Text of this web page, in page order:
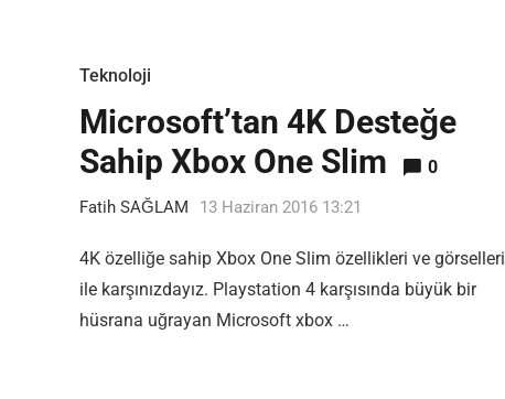
Teknoloji
Microsoft’tan 4K Desteğe
Sahip Xbox One Slim
0
Fatih SAĞLAM 13 Haziran 2016 13:21
4K özelliğe sahip Xbox One Slim özellikleri ve görselleri
ile karşınızdayız. Playstation 4 karşısında büyük bir
hüsrana uğrayan Microsoft xbox …